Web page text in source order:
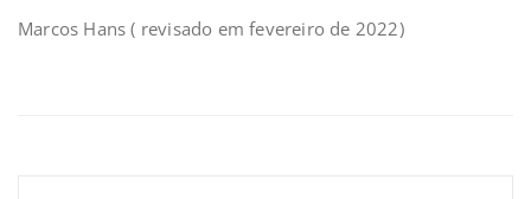
Marcos Hans ( revisado em fevereiro de 2022)